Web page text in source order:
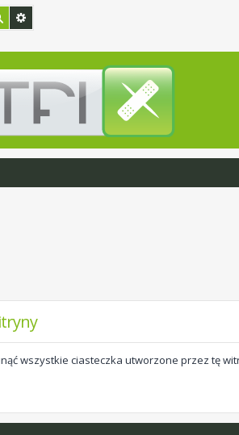
wszystkie ciasteczka utworzone przez tę